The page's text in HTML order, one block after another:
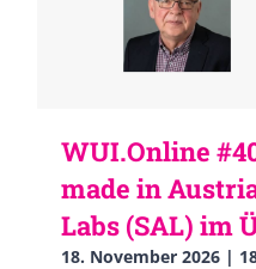
WUI.Online
made in
Labs (SAL) im
18. November 2026 |